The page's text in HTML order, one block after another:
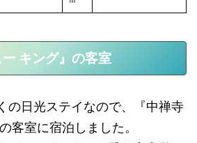
ー キング』の客室
の日光ステイなので、『中禅寺
客室に宿泊しました。